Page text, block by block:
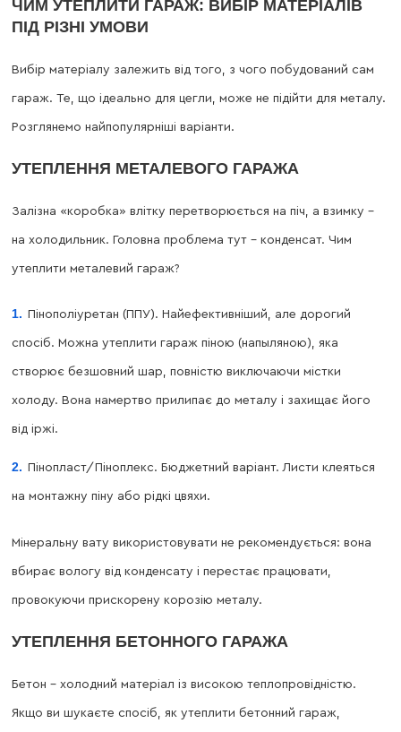
ЧИМ УТЕПЛИТИ ГАРАЖ: ВИБІР МАТЕРІАЛІВ
ПІД РІЗНІ УМОВИ
Вибір матеріалу залежить від того, з чого побудований сам
гараж. Те, що ідеально для цегли, може не підійти для металу.
Розглянемо найпопулярніші варіанти.
УТЕПЛЕННЯ МЕТАЛЕВОГО ГАРАЖА
Залізна «коробка» влітку перетворюється на піч, а взимку –
на холодильник. Головна проблема тут – конденсат. Чим
утеплити металевий гараж?
Пінополіуретан (ППУ). Найефективніший, але дорогий
спосіб. Можна утеплити гараж піною (напыляною), яка
створює безшовний шар, повністю виключаючи містки
холоду. Вона намертво прилипає до металу і захищає його
від іржі.
Пінопласт/Піноплекс. Бюджетний варіант. Листи клеяться
на монтажну піну або рідкі цвяхи.
Мінеральну вату використовувати не рекомендується: вона
вбирає вологу від конденсату і перестає працювати,
провокуючи прискорену корозію металу.
УТЕПЛЕННЯ БЕТОННОГО ГАРАЖА
Бетон – холодний матеріал із високою теплопровідністю.
Якщо ви шукаєте спосіб, як утеплити бетонний гараж,